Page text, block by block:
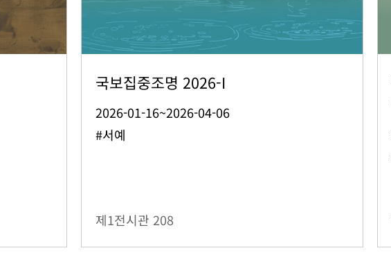
국보집중조명 2026-I
2026-01-16~2026-04-06
#서예
제1전시관 208